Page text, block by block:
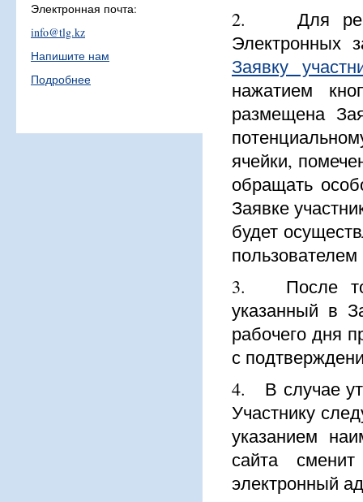
2. Для
Электронных
Заявку
нажатием
размещена
ячейки,
обращать
Заявке
будет
пользователем
3. После
указанный в
рабочего дня
с
4. В случае
Участнику
указанием
сайта
электронный
Электронная почта:
info@tlg.kz
Напишите нам
Подробнее